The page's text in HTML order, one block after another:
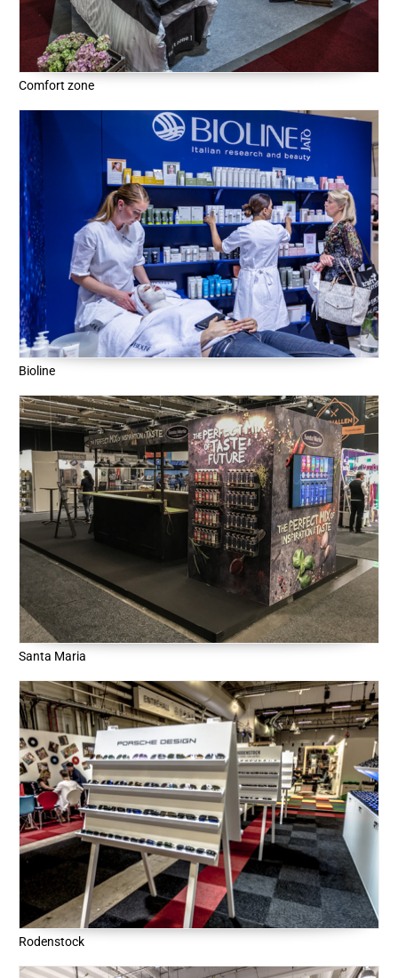
Comfort zone
Bioline
Santa Maria
Rodenstock